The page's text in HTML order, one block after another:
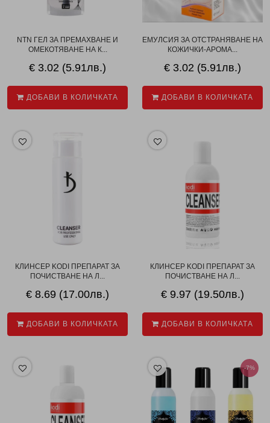
NTN ГЕЛ ЗА ПРЕМАХВАНЕ И
ОМЕКОТЯВАНЕ НА К...
€ 3.02 (5.91лв.)
ДОБАВИ В КОЛИЧКАТА
ЕМУЛСИЯ ЗА ОТСТРАНЯВАНЕ НА
КОЖИЧКИ-АРОМА...
€ 3.02 (5.91лв.)
ДОБАВИ В КОЛИЧКАТА
КЛИНСЕР KODI ПРЕПАРАТ ЗА
ПОЧИСТВАНЕ НА Л...
€ 8.69 (17.00лв.)
ДОБАВИ В КОЛИЧКАТА
КЛИНСЕР KODI ПРЕПАРАТ ЗА
ПОЧИСТВАНЕ НА Л...
€ 9.97 (19.50лв.)
ДОБАВИ В КОЛИЧКАТА
-7%